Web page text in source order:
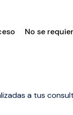
No se
a tus